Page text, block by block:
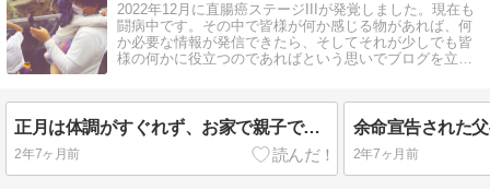
2022年12月に直腸癌ステージIIIが発覚しました。現在も
闘病中です。その中で皆様が何か感じる物があれば、何
か必要な情報が発信できたら、そしてそれが少しでも皆
様の何かに役立つのであればという思いでブログを立ち
正月は体調がすぐれず、お家で親子でアクアビーズ。
2年7ヶ月前 2年7ヶ月前